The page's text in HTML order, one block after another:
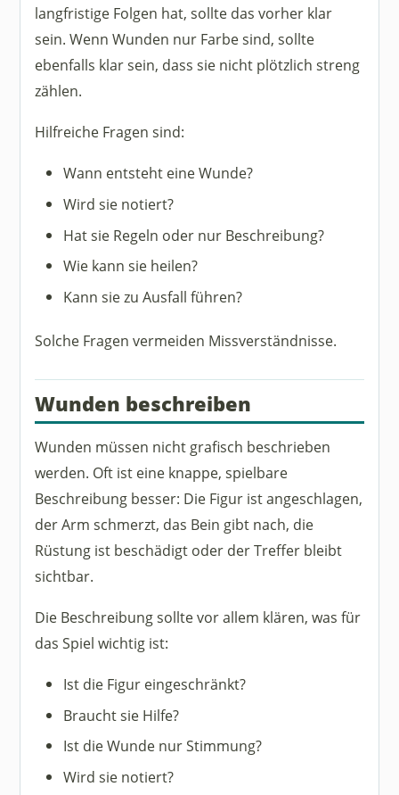
langfristige Folgen hat, sollte das vorher klar
sein. Wenn Wunden nur Farbe sind, sollte
ebenfalls klar sein, dass sie nicht plötzlich streng
zählen.
Hilfreiche Fragen sind:
Wann entsteht eine Wunde?
Wird sie notiert?
Hat sie Regeln oder nur Beschreibung?
Wie kann sie heilen?
Kann sie zu Ausfall führen?
Solche Fragen vermeiden Missverständnisse.
Wunden beschreiben
Wunden müssen nicht grafisch beschrieben
werden. Oft ist eine knappe, spielbare
Beschreibung besser: Die Figur ist angeschlagen,
der Arm schmerzt, das Bein gibt nach, die
Rüstung ist beschädigt oder der Treffer bleibt
sichtbar.
Die Beschreibung sollte vor allem klären, was für
das Spiel wichtig ist:
Ist die Figur eingeschränkt?
Braucht sie Hilfe?
Ist die Wunde nur Stimmung?
Wird sie notiert?